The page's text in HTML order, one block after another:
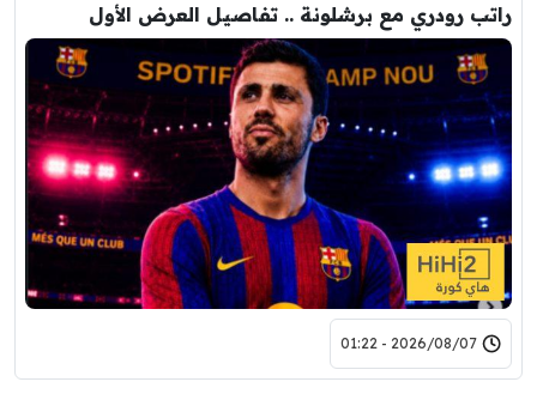
راتب رودري مع برشلونة .. تفاصيل العرض الأول
2026/08/07 - 01:22